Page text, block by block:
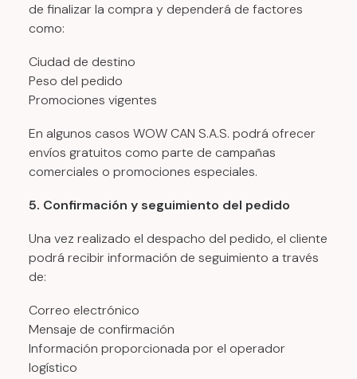
de finalizar la compra y dependerá de factores
como:
Ciudad de destino
Peso del pedido
Promociones vigentes
En algunos casos WOW CAN S.A.S. podrá ofrecer
envíos gratuitos como parte de campañas
comerciales o promociones especiales.
5. Confirmación y seguimiento del pedido
Una vez realizado el despacho del pedido, el cliente
podrá recibir información de seguimiento a través
de:
Correo electrónico
Mensaje de confirmación
Información proporcionada por el operador
logístico